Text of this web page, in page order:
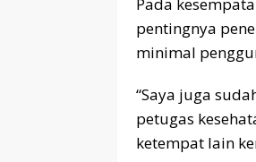
pentingnya
minimal
“Saya juga
petugas
ketempat lain